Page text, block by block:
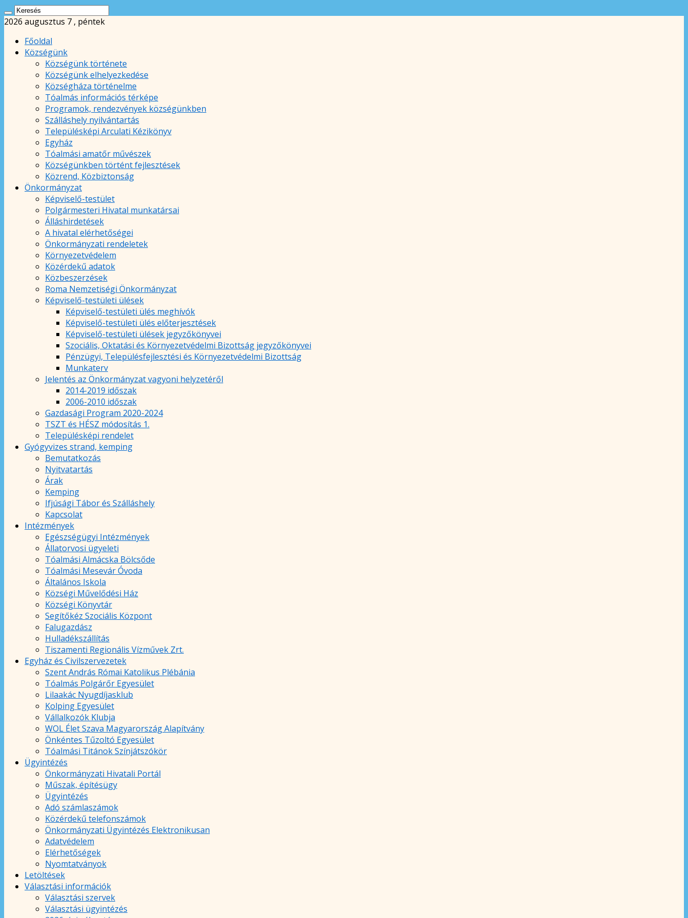
2026 augusztus 7 , péntek
Főoldal
Községünk
Községünk története
Községünk elhelyezkedése
Községháza történelme
Tóalmás információs térképe
Programok, rendezvények községünkben
Szálláshely nyilvántartás
Településképi Arculati Kézikönyv
Egyház
Tóalmási amatőr művészek
Községünkben történt fejlesztések
Közrend, Közbiztonság
Önkormányzat
Képviselő-testület
Polgármesteri Hivatal munkatársai
Álláshirdetések
A hivatal elérhetőségei
Önkormányzati rendeletek
Környezetvédelem
Közérdekű adatok
Közbeszerzések
Roma Nemzetiségi Önkormányzat
Képviselő-testületi ülések
Képviselő-testületi ülés meghívók
Képviselő-testületi ülés előterjesztések
Képviselő-testületi ülések jegyzőkönyvei
Szociális, Oktatási és Környezetvédelmi Bizottság jegyzőkönyvei
Pénzügyi, Településfejlesztési és Környezetvédelmi Bizottság
Munkaterv
Jelentés az Önkormányzat vagyoni helyzetéről
2014-2019 időszak
2006-2010 időszak
Gazdasági Program 2020-2024
TSZT és HÉSZ módosítás 1.
Településképi rendelet
Gyógyvizes strand, kemping
Bemutatkozás
Nyitvatartás
Árak
Kemping
Ifjúsági Tábor és Szálláshely
Kapcsolat
Intézmények
Egészségügyi Intézmények
Állatorvosi ügyeleti
Tóalmási Almácska Bölcsőde
Tóalmási Mesevár Óvoda
Általános Iskola
Községi Művelődési Ház
Községi Könyvtár
Segítőkéz Szociális Központ
Falugazdász
Hulladékszállítás
Tiszamenti Regionális Vízművek Zrt.
Egyház és Civilszervezetek
Szent András Római Katolikus Plébánia
Tóalmás Polgárőr Egyesület
Lilaakác Nyugdíjasklub
Kolping Egyesület
Vállalkozók Klubja
WOL Élet Szava Magyarország Alapítvány
Önkéntes Tűzoltó Egyesület
Tóalmási Titánok Színjátszókör
Ügyintézés
Önkormányzati Hivatali Portál
Műszak, építésügy
Ügyintézés
Adó számlaszámok
Közérdekű telefonszámok
Önkormányzati Ügyintézés Elektronikusan
Adatvédelem
Elérhetőségek
Nyomtatványok
Letöltések
Választási információk
Választási szervek
Választási ügyintézés